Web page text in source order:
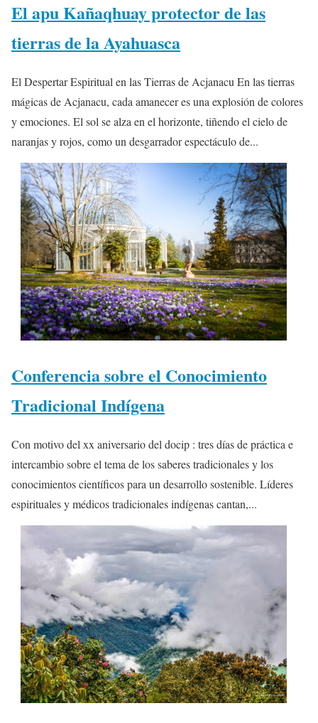
El apu Kañaqhuay protector de las
tierras de la Ayahuasca
El Despertar Espiritual en las Tierras de Acjanacu En las tierras
mágicas de Acjanacu, cada amanecer es una explosión de colores
y emociones. El sol se alza en el horizonte, tiñendo el cielo de
naranjas y rojos, como un desgarrador espectáculo de...
Conferencia sobre el Conocimiento
Tradicional Indígena
Con motivo del xx aniversario del docip : tres días de práctica e
intercambio sobre el tema de los saberes tradicionales y los
conocimientos científicos para un desarrollo sostenible. Líderes
espirituales y médicos tradicionales indígenas cantan,...